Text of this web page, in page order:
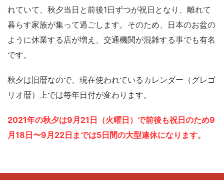
れていて、秋夕当日と前後1日ずつが祝日となり、離れて
暮らす家族が集って過ごします。そのため、日本のお盆の
ように休業する店が増え、交通機関が混雑する事でも有名
です。
秋夕は旧暦なので、現在使われているカレンダー（グレゴ
リオ暦）上では毎年日付が変わります。
2021年の秋夕は9月21日（火曜日）で前後も祝日のため9
月18日〜9月22日までは5日間の大型連休になります。